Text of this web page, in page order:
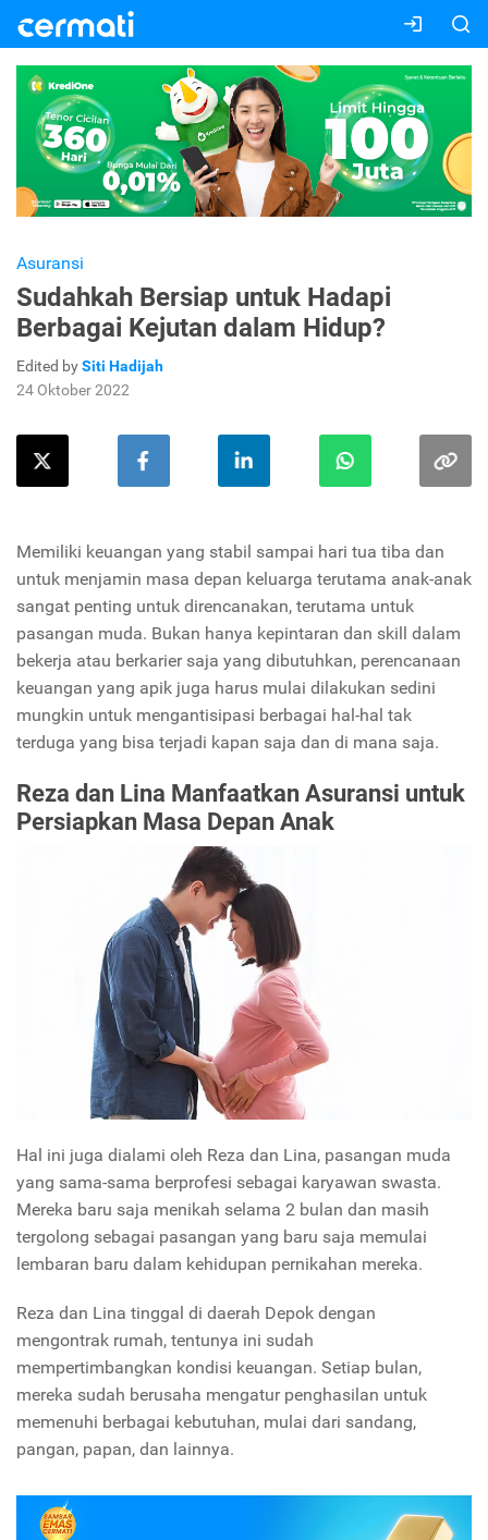
Asuransi
Sudahkah Bersiap untuk Hadapi
Berbagai Kejutan dalam Hidup?
Edited bySiti Hadijah
24 Oktober 2022
Memiliki keuangan yang stabil sampai hari tua tiba dan
untuk menjamin masa depan keluarga terutama anak-anak
sangat penting untuk direncanakan, terutama untuk
pasangan muda. Bukan hanya kepintaran dan skill dalam
bekerja atau berkarier saja yang dibutuhkan, perencanaan
keuangan yang apik juga harus mulai dilakukan sedini
mungkin untuk mengantisipasi berbagai hal-hal tak
terduga yang bisa terjadi kapan saja dan di mana saja.
Reza dan Lina Manfaatkan Asuransi untuk
Persiapkan Masa Depan Anak
Hal ini juga dialami oleh Reza dan Lina, pasangan muda
yang sama-sama berprofesi sebagai karyawan swasta.
Mereka baru saja menikah selama 2 bulan dan masih
tergolong sebagai pasangan yang baru saja memulai
lembaran baru dalam kehidupan pernikahan mereka.
Reza dan Lina tinggal di daerah Depok dengan
mengontrak rumah, tentunya ini sudah
mempertimbangkan kondisi keuangan. Setiap bulan,
mereka sudah berusaha mengatur penghasilan untuk
memenuhi berbagai kebutuhan, mulai dari sandang,
pangan, papan, dan lainnya.